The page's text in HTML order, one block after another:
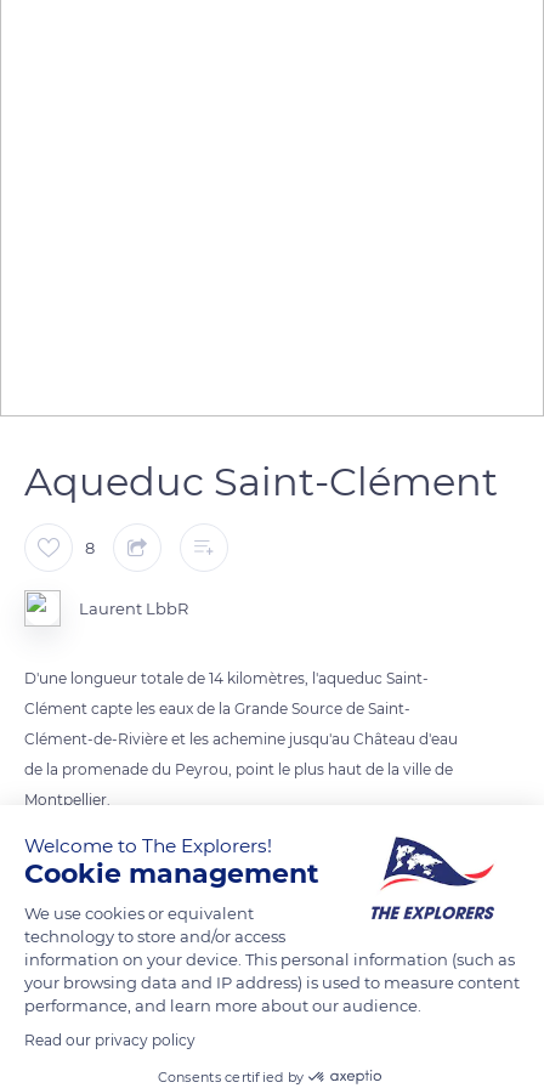
Aqueduc Saint-Clément
8
Laurent LbbR
D'une longueur totale de 14 kilomètres, l'aqueduc Saint-
Clément capte les eaux de la Grande Source de Saint-
Clément-de-Rivière et les achemine jusqu'au Château d'eau
de la promenade du Peyrou, point le plus haut de la ville de
Montpellier.
Henri Pitot, ingénieur en hydraulique français, chargé de sa
réalisation, s'inspire de l'architecture du pont du Gard pour la
structure de l'aqueduc.
READ MORE TRANSLATE
Welcome to The Explorers!
Cookie management
We use cookies or equivalent
technology to store and/or access
information on your device. This personal information (such as
your browsing data and IP address) is used to measure content
performance, and learn more about our audience.
Read our privacy policy
Consents certified by